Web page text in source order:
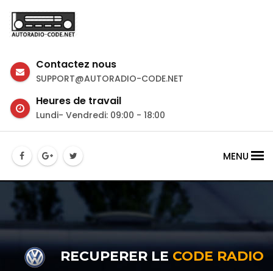
Contactez nous
SUPPORT@AUTORADIO-CODE.NET
Heures de travail
Lundi- Vendredi: 09:00 - 18:00
MENU
RECUPERER LE CODE RADIO